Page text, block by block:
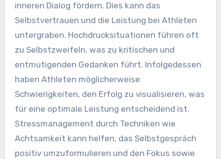
inneren Dialog fördern. Dies kann das
Selbstvertrauen und die Leistung bei Athleten
untergraben. Hochdrucksituationen führen oft
zu Selbstzweifeln, was zu kritischen und
entmutigenden Gedanken führt. Infolgedessen
haben Athleten möglicherweise
Schwierigkeiten, den Erfolg zu visualisieren, was
für eine optimale Leistung entscheidend ist.
Stressmanagement durch Techniken wie
Achtsamkeit kann helfen, das Selbstgespräch
positiv umzuformulieren und den Fokus sowie